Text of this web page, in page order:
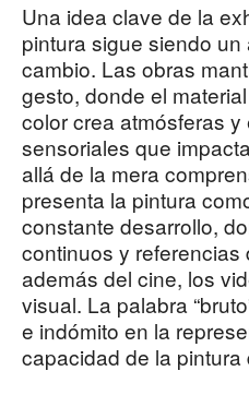
Una idea clave de la
pintura sigue siendo
cambio. Las obras
gesto, donde el
color crea atmósferas
sensoriales que
allá de la mera
presenta la pintura
constante desarrollo,
continuos y
además del cine, los
visual. La palabra
e indómito en la
capacidad de la